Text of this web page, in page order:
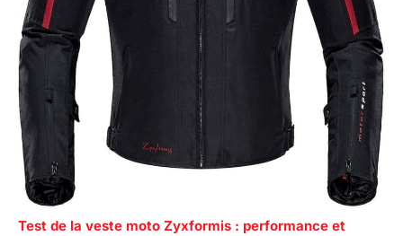
Test de la veste moto Zyxformis : performance et